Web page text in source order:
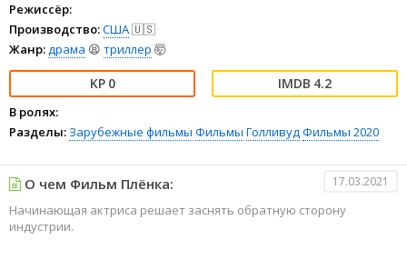
Режиссёр:
Производство:США🇺🇸
Жанр:драма 😫 триллер 🤯
0 4.2
В ролях:
Разделы: Зарубежные фильмы Фильмы ГолливудФильмы 2020
О чем Фильм Плёнка: 17.03.2021
Начинающая актриса решает заснять обратную сторону
индустрии.